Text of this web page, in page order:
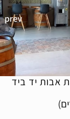
אבות יד ביד